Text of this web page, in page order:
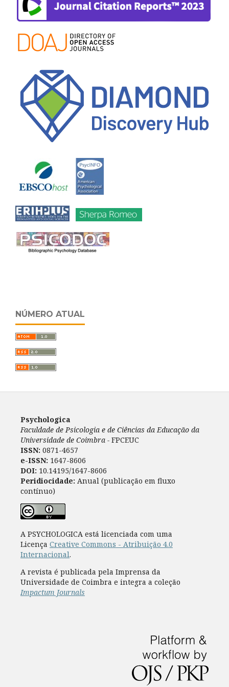
NÚMERO ATUAL
Psychologica
Faculdade de Psicologia e de Ciências da Educação da
Universidade de Coimbra - FPCEUC
ISSN: 0871-4657
e-ISSN: 1647-8606
DOI: 10.14195/1647-8606
Peridiocidade: Anual (publicação em fluxo
contínuo)
A PSYCHOLOGICA está licenciada com uma
Licença Creative Commons - Atribuição 4.0
Internacional.
A revista é publicada pela Imprensa da
Universidade de Coimbra e integra a coleção
Impactum Journals